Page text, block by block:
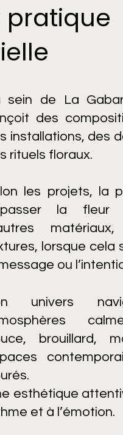
pratique
sein de La
des
installations, des
rituels floraux.
les projets, la
la fleur
lorsque cela
ou
univers
brouillard,
esthétique
et à l’émotion.